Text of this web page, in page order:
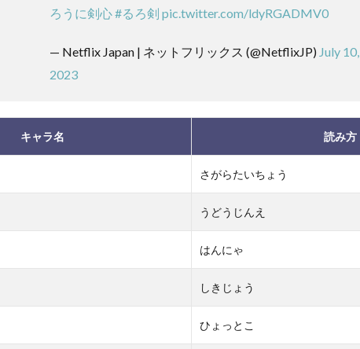
ろうに剣心#るろ剣 pic.twitter.com/ldyRGADMV0
— Netflix Japan | ネットフリックス (@NetflixJP) July 10,
2023
キャラ名 読み方
さがらたいちょう
うどうじんえ
はんにゃ
しきじょう
ひょっとこ